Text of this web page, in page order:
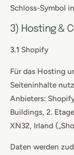
Schloss-Symbol
3) Hosting &
3.1 Shopify
Für das Hosting
Seiteninhalte
Anbieters:
Buildings, 2.
XN32, Irland
Daten werden